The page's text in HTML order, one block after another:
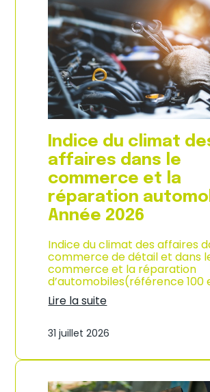
e
s
p
r
i
x
à
l
a
c
o
n
s
o
m
m
a
t
o
n
à
L
R
u
n
o
n
Indice du climat
affaires dans le
commerce et la
réparation
Année 2026
Indice du climat des affaires
commerce de détail et dans
commerce et la réparation
d’automobiles(référence 100
Lire la suite
n
i
e
31 juillet 2026